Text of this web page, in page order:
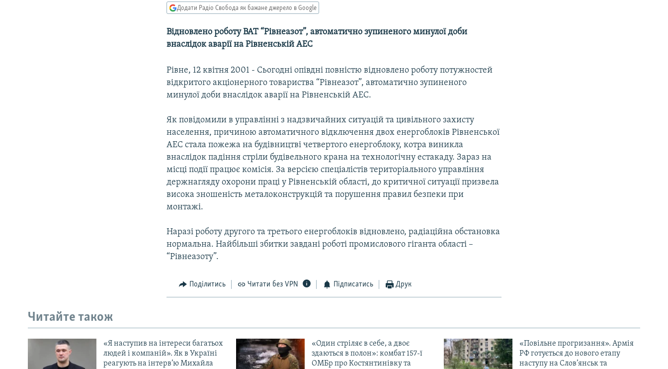
Додати Радіо Свобода як бажане джерело в Google
Відновлено роботу ВАТ “Рівнеазот”, автоматично зупиненого минулої доби
внаслідок аварії на Рівненській АЕС
Рівне, 12 квітня 2001 - Сьогодні опівдні повністю відновлено роботу потужностей
відкритого акціонерного товариства “Рівнеазот”, автоматично зупиненого
минулої доби внаслідок аварії на Рівненській АЕС.
Як повідомили в управлінні з надзвичайних ситуацій та цивільного захисту
населення, причиною автоматичного відключення двох енергоблоків Рівненської
АЕС стала пожежа на будівництві четвертого енергоблоку, котра виникла
внаслідок падіння стріли будівельного крана на технологічну естакаду. Зараз на
місці події працює комісія. За версією спеціалістів територіального управління
держнагляду охорони праці у Рівненській області, до критичної ситуації призвела
висока зношеність металоконструкцій та порушення правил безпеки при
монтажі.
Наразі роботу другого та третього енергоблоків відновлено, радіаційна обстановка
нормальна. Найбільші збитки завдані роботі промислового гіганта області –
“Рівнеазоту”.
Поділитись Читати без VPN Підписатись Друк
Читайте також
«Я наступив на інтереси багатьох
людей і компаній». Як в Україні
реагують на інтерв’ю Михайла
«Один стріляє в себе, а двоє
здаються в полон»: комбат 157-ї
ОМБр про Костянтинівку та
«Повільне прогризання». Армія
РФ готується до нового етапу
наступу на Слов’янськ та